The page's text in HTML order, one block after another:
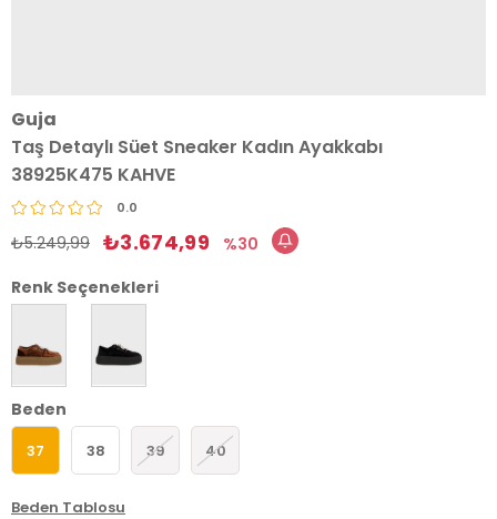
Guja
Taş Detaylı Süet Sneaker Kadın Ayakkabı
38925K475 KAHVE
0.0
₺5.249,99 ₺3.674,99
30
Renk Seçenekleri
Beden
37 38 39 40
Beden Tablosu